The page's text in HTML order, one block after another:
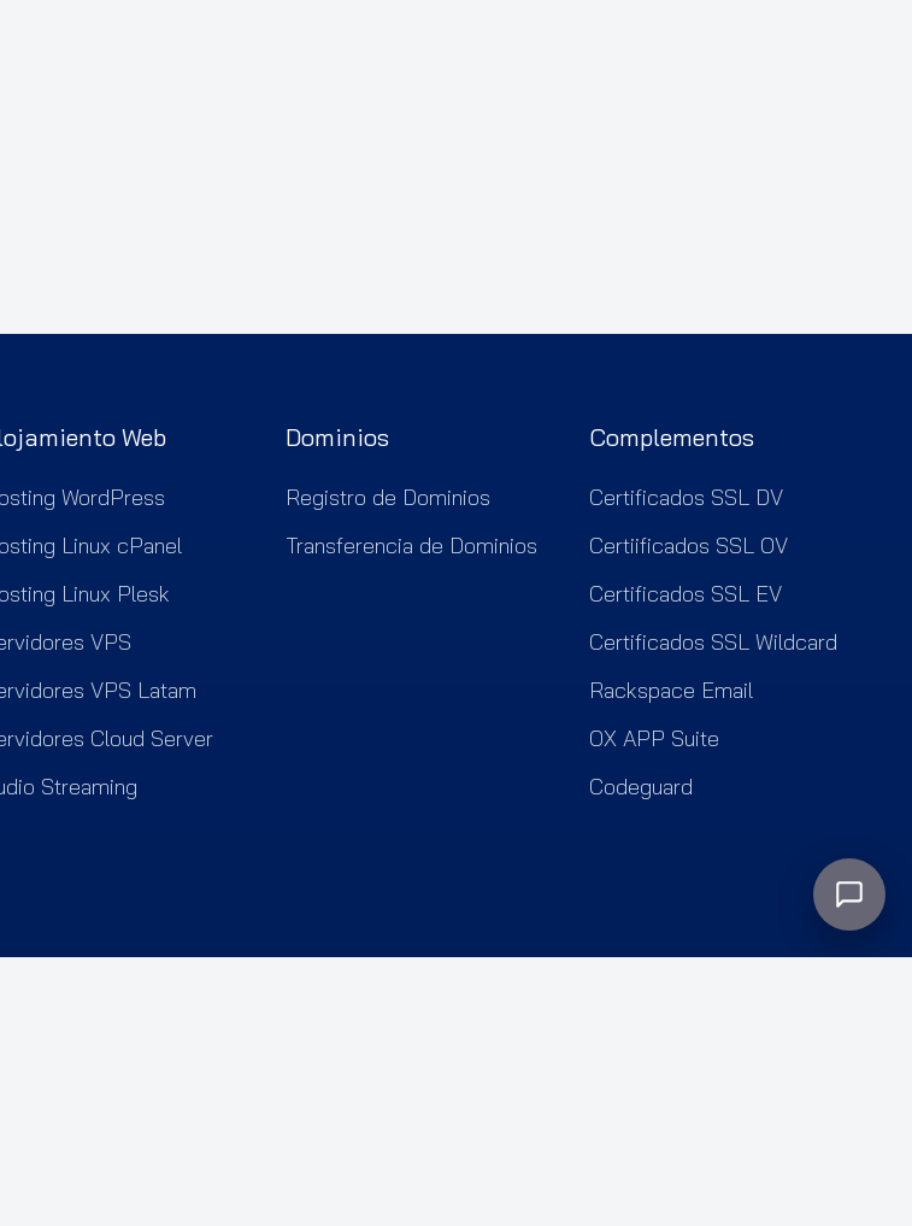
Web
WordPress
Linux cPanel
Linux Plesk
VPS
VPS Latam
Cloud Server
Streaming
Dominios
Registro de Dominios
Transferencia de Dominios
Complementos
Certificados SSL DV
Certiificados SSL OV
Certificados SSL EV
Certificados SSL Wildcard
Rackspace Email
OX APP Suite
Codeguard